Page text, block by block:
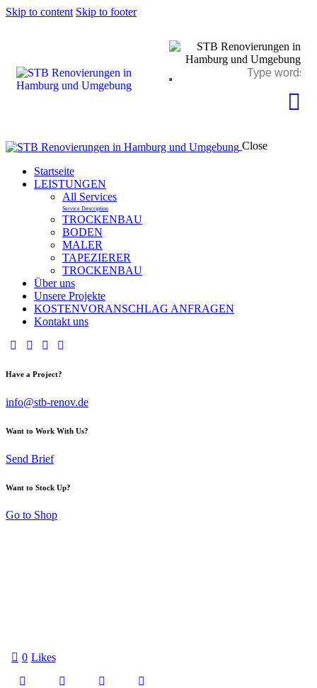
Skip to content Skip to footer
Close
Startseite
LEISTUNGEN
All Services
Service Description
TROCKENBAU
BODEN
MALER
TAPEZIERER
TROCKENBAU
Über uns
Unsere Projekte
KOSTENVORANSCHLAG ANFRAGEN
Kontakt uns
Have a Project?
info@stb-renov.de
Want to Work With Us?
Send Brief
Want to Stock Up?
Go to Shop
0 Likes